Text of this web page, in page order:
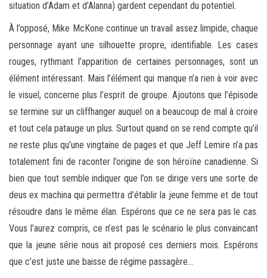
situation d’Adam et d’Alanna) gardent cependant du potentiel.
À l’opposé, Mike McKone continue un travail assez limpide, chaque
personnage ayant une silhouette propre, identifiable. Les cases
rouges, rythmant l’apparition de certaines personnages, sont un
élément intéressant. Mais l’élément qui manque n’a rien à voir avec
le visuel, concerne plus l’esprit de groupe. Ajoutons que l’épisode
se termine sur un cliffhanger auquel on a beaucoup de mal à croire
et tout cela patauge un plus. Surtout quand on se rend compte qu’il
ne reste plus qu’une vingtaine de pages et que Jeff Lemire n’a pas
totalement fini de raconter l’origine de son héroïne canadienne. Si
bien que tout semble indiquer que l’on se dirige vers une sorte de
deus ex machina qui permettra d’établir la jeune femme et de tout
résoudre dans le même élan. Espérons que ce ne sera pas le cas.
Vous l’aurez compris, ce n’est pas le scénario le plus convaincant
que la jeune série nous ait proposé ces derniers mois. Espérons
que c’est juste une baisse de régime passagère…